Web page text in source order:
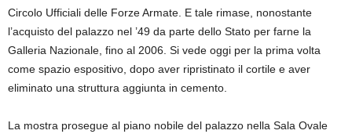
Circolo Ufficiali delle Forze Armate. E tale rimase, nonostante
l’acquisto del palazzo nel ’49 da parte dello Stato per farne la
Galleria Nazionale, fino al 2006. Si vede oggi per la prima volta
come spazio espositivo, dopo aver ripristinato il cortile e aver
eliminato una struttura aggiunta in cemento.
La mostra prosegue al piano nobile del palazzo nella Sala Ovale